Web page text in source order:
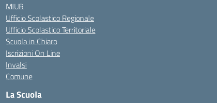
MIUR
Ufficio Scolastico Regionale
Ufficio Scolastico Territoriale
Scuola in Chiaro
Iscrizioni On Line
Invalsi
Comune
La Scuola